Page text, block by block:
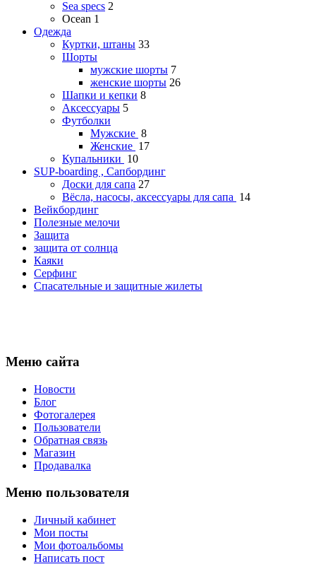
Sea specs 2
Ocean 1
Одежда
Куртки, штаны 33
Шорты
мужские шорты 7
женские шорты 26
Шапки и кепки 8
Аксессуары 5
Футболки
Мужские 8
Женские 17
Купальники 10
SUP-boarding , Сапбординг
Доски для сапа 27
Вёсла, насосы, аксессуары для сапа 14
Вейкбординг
Полезные мелочи
Защита
защита от солнца
Каяки
Серфинг
Спасательные и защитные жилеты
Меню сайта
Новости
Блог
Фотогалерея
Пользователи
Обратная связь
Магазин
Продавалка
Меню пользователя
Личный кабинет
Мои посты
Мои фотоальбомы
Написать пост